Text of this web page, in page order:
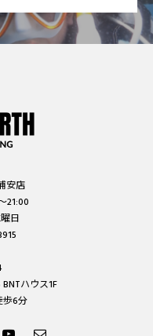
安店
21:00
日
ハウス1F
歩6分